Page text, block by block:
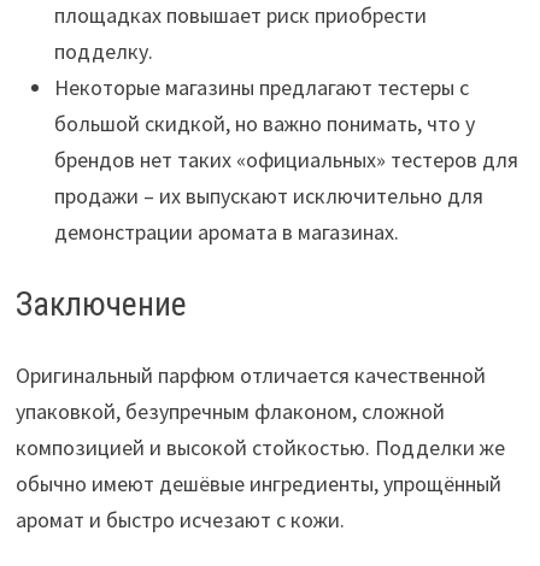
площадках повышает риск приобрести
подделку.
Некоторые магазины предлагают тестеры с
большой скидкой, но важно понимать, что у
брендов нет таких «официальных» тестеров для
продажи – их выпускают исключительно для
демонстрации аромата в магазинах.
Заключение
Оригинальный парфюм отличается качественной
упаковкой, безупречным флаконом, сложной
композицией и высокой стойкостью. Подделки же
обычно имеют дешёвые ингредиенты, упрощённый
аромат и быстро исчезают с кожи.